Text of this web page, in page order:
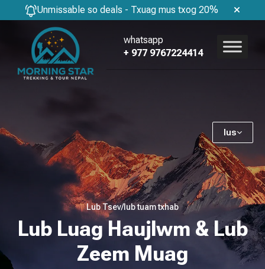
Unmissable so deals - Txuag mus txog 20%
lus
whatsapp
+ 977 9767224414
Lub Tsev/lub tuam txhab
Lub Luag Haujlwm & Lub
Zeem Muag